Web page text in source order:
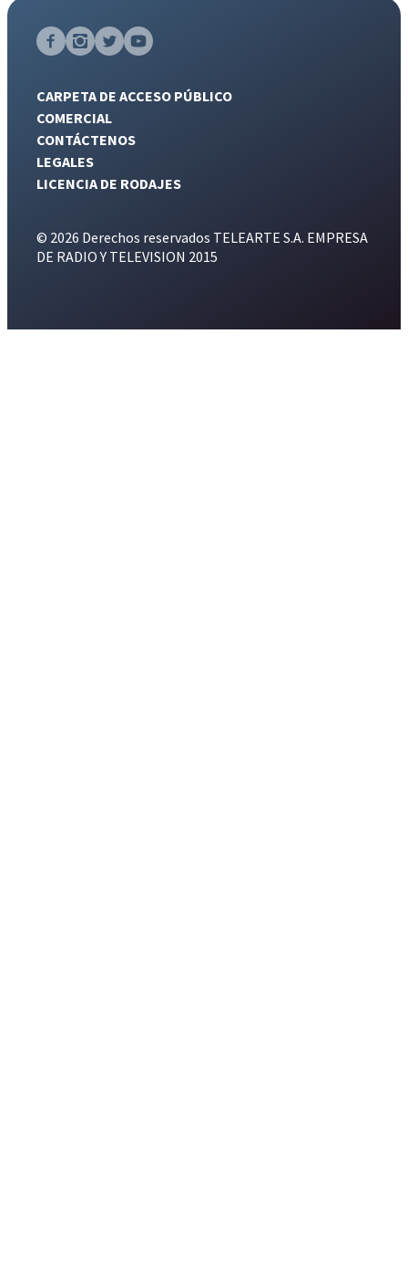
CARPETA DE ACCESO PÚBLICO
COMERCIAL
CONTÁCTENOS
LEGALES
LICENCIA DE RODAJES
© 2026 Derechos reservados TELEARTE S.A. EMPRESA
DE RADIO Y TELEVISION 2015